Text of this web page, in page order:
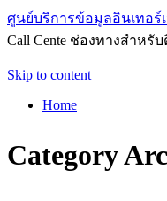
ศูนย์บริการข้อมูลอินเทอร์เ
Call Cente ช่องทางสำห
Skip to content
Home
Category